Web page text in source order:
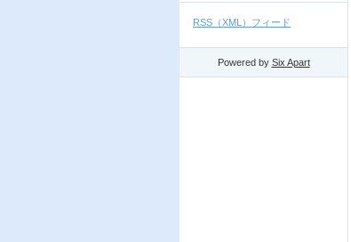
RSS（XML）フィード
Powered by Six Apart